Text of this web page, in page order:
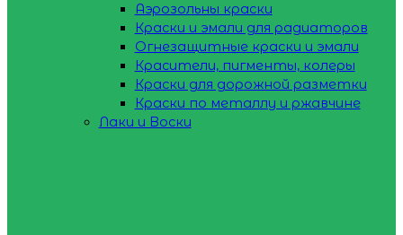
Аэрозольны краски
Краски и эмали для радиаторов
Огнезащитные краски и эмали
Красители, пигменты, колеры
Краски для дорожной разметки
Краски по металлу и ржавчине
Лаки и Воски